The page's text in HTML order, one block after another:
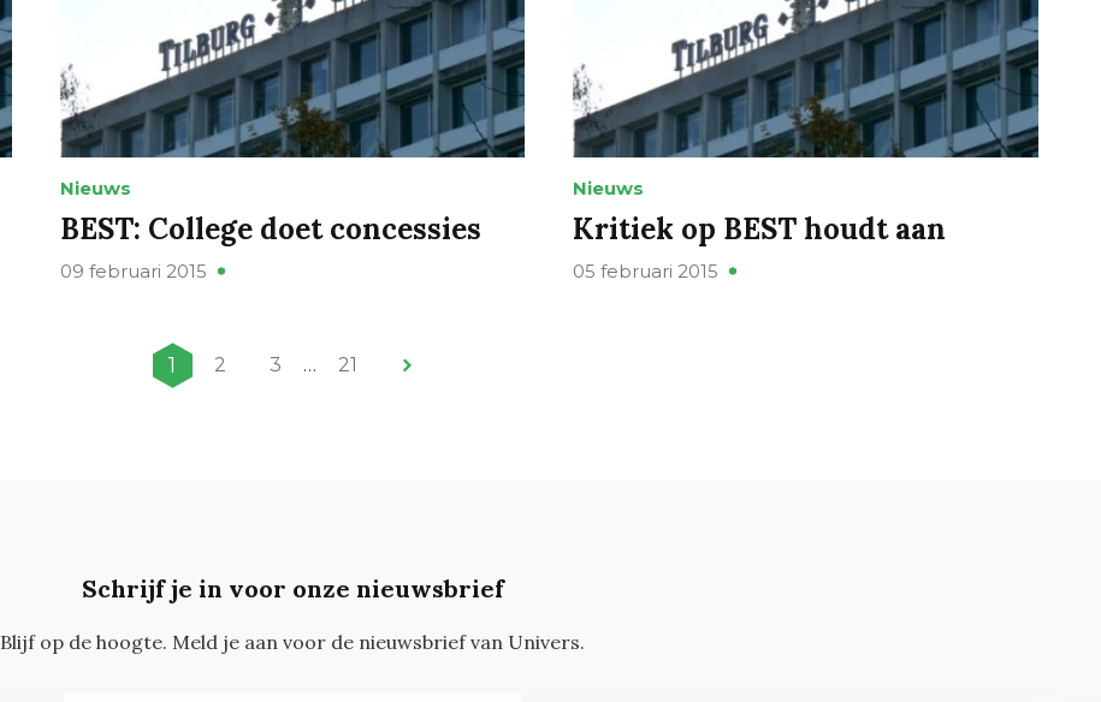
Nieuws
BEST: College doet concessies
09 februari 2015
Nieuws
Kritiek op BEST houdt aan
05 februari 2015
1 2 3 … 21
Schrijf je in voor onze nieuwsbrief
Blijf op de hoogte. Meld je aan voor de nieuwsbrief van Univers.